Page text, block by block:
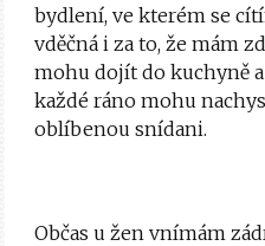
bydlení, ve kterém se
vděčná i za to, že mám
mohu dojít do kuchyně
každé ráno mohu
oblíbenou snídani.
Občas u žen vnímám